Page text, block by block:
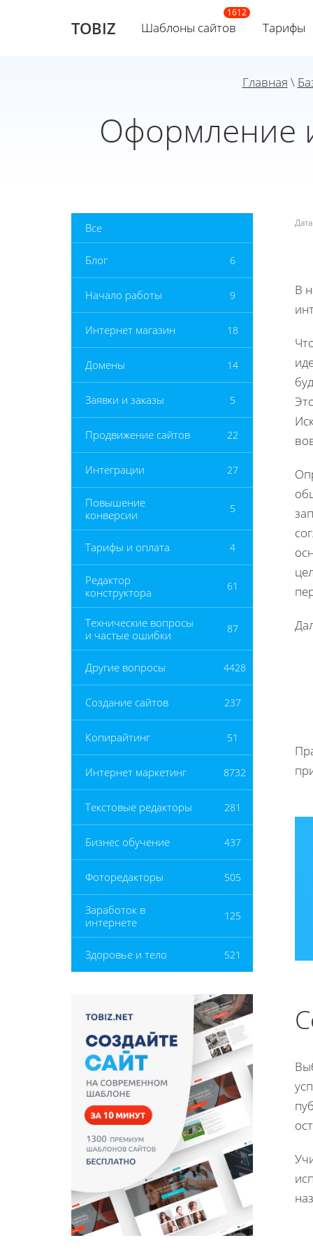
TOBIZ Шаблоны сайтов Тарифы
Главная \
Оформление
Все
Блог 6
Начало работы 9
Интернет магазин 18
Домены 14
Заявки и заказы 5
Продвижение сайтов 22
Интеграции 27
Повышение
конверсии
5
Тарифы и оплата 4
Редактор
конструктора
61
Технические вопросы
и частые ошибки
87
Другие вопросы 4428
Создание сайтов 237
Копирайтинг 51
Интернет маркетинг 8732
Текстовые редакторы 281
Бизнес обучение 437
Фоторедакторы 505
Заработок в
интернете
125
Здоровье и тело 521
В